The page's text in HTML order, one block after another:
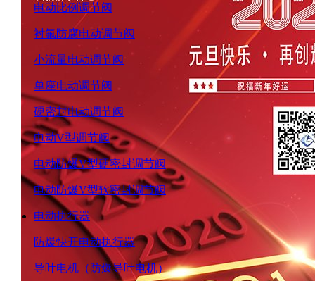
电动比例调节阀
衬氟防腐电动调节阀
小流量电动调节阀
单座电动调节阀
硬密封电动调节阀
电动V型调节阀
电动防爆V型硬密封调节阀
电动防爆V型软密封调节阀
电动执行器
防爆快开电动执行器
导叶电机（防爆导叶电机）